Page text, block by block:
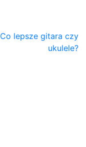
Co lepsze gitara czy
ukulele?